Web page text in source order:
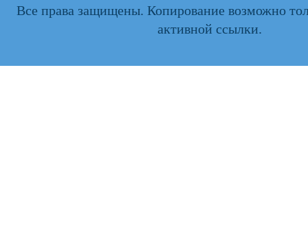
Все права защищены. Копирование возможно
активной ссылки.